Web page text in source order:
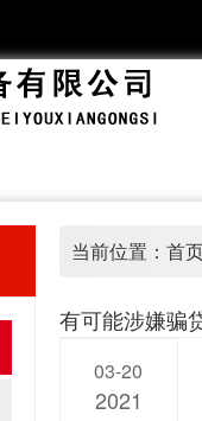
当前位置： 首
有可能涉嫌骗
03-20
2021